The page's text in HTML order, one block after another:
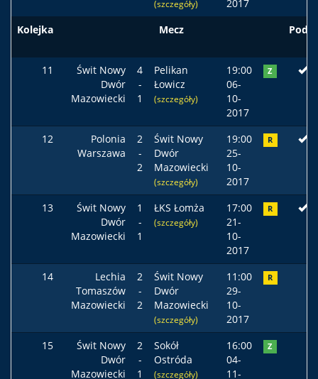
(szczegóły)
2017
Kolejka
Mecz Podst
11
Świt Nowy
Dwór
Mazowiecki
4
-
1
Pelikan
Łowicz
(szczegóły)
19:00
06-
10-
2017
Z
12
Polonia
Warszawa
2
-
2
Świt Nowy
Dwór
Mazowiecki
(szczegóły)
19:00
25-
10-
2017
R
13
Świt Nowy
Dwór
Mazowiecki
1
-
1
ŁKS Łomża
(szczegóły)
17:00
21-
10-
2017
R
14
Lechia
Tomaszów
Mazowiecki
2
-
2
Świt Nowy
Dwór
Mazowiecki
(szczegóły)
11:00
29-
10-
2017
R
15
Świt Nowy
Dwór
Mazowiecki
2
-
1
Sokół
Ostróda
(szczegóły)
16:00
04-
11-
Z